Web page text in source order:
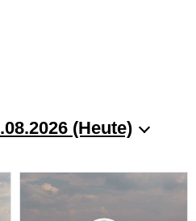
(Heute)